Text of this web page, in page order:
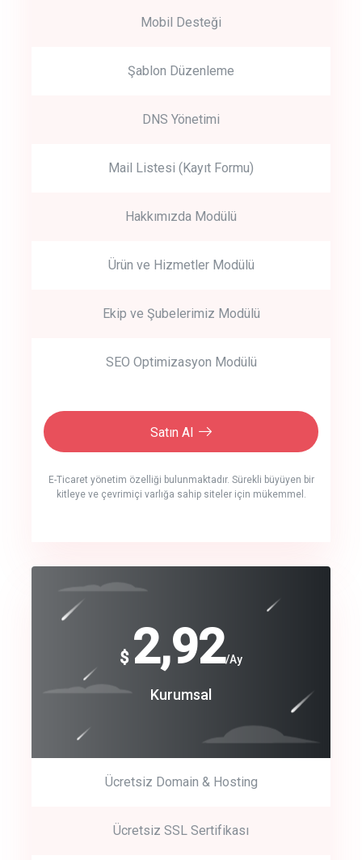
Mobil Desteği
Şablon Düzenleme
DNS Yönetimi
Mail Listesi (Kayıt Formu)
Hakkımızda Modülü
Ürün ve Hizmetler Modülü
Ekip ve Şubelerimiz Modülü
SEO Optimizasyon Modülü
Satın Al
E-Ticaret yönetim özelliği bulunmaktadır. Sürekli büyüyen bir
kitleye ve çevrimiçi varlığa sahip siteler için mükemmel.
crm auto cync
track energy costs
Get Started
Start by trying our service for 30 days free trial no credit card
$ 2,92/Ay
Kurumsal
Ücretsiz Domain & Hosting
Ücretsiz SSL Sertifikası
$
240
Coroprate